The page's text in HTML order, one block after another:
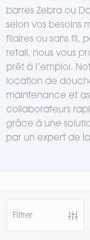
barres Zebra ou
selon vos besoins
filaires ou sans fil,
retail, nous vous
prêt à l’emploi.
location de
maintenance et
collaborateurs
grâce à une
par un expert de
Filtrer